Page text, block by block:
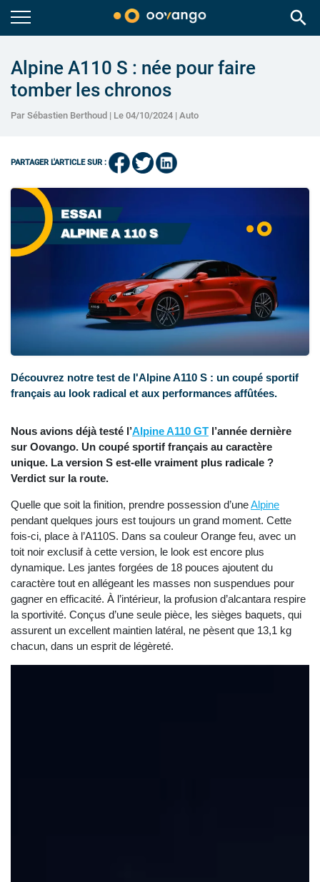
search
Alpine A110 S : née pour faire
tomber les chronos
Par Sébastien Berthoud | Le 04/10/2024 | Auto
PARTAGER L'ARTICLE SUR :
Découvrez notre test de l'Alpine A110 S : un coupé sportif
français au look radical et aux performances affûtées.
Nous avions déjà testé l’Alpine A110 GT l’année dernière
sur Oovango. Un coupé sportif français au caractère
unique. La version S est-elle vraiment plus radicale ?
Verdict sur la route.
Quelle que soit la finition, prendre possession d’uneAlpine
pendant quelques jours est toujours un grand moment. Cette
fois-ci, place à l’A110S. Dans sa couleur Orange feu, avec un
toit noir exclusif à cette version, le look est encore plus
dynamique. Les jantes forgées de 18 pouces ajoutent du
caractère tout en allégeant les masses non suspendues pour
gagner en efficacité. À l’intérieur, la profusion d’alcantara respire
la sportivité. Conçus d’une seule pièce, les sièges baquets, qui
assurent un excellent maintien latéral, ne pèsent que 13,1 kg
chacun, dans un esprit de légèreté.